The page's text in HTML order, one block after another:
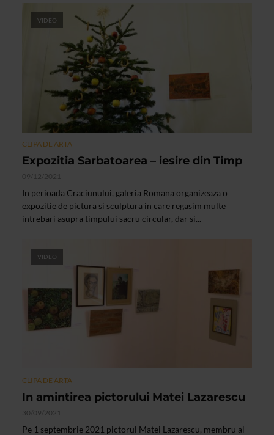
VIDEO
CLIPA DE ARTA
Expozitia Sarbatoarea – iesire din Timp
09/12/2021
In perioada Craciunului, galeria Romana organizeaza o
expozitie de pictura si sculptura in care regasim multe
intrebari asupra timpului sacru circular, dar si...
VIDEO
CLIPA DE ARTA
In amintirea pictorului Matei Lazarescu
30/09/2021
Pe 1 septembrie 2021 pictorul Matei Lazarescu, membru al